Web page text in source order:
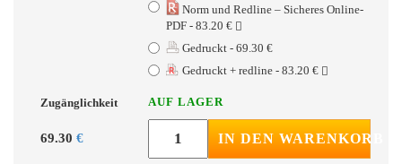
Norm und Redline – Sicheres Online-
PDF - 83.20 €
Gedruckt - 69.30 €
Gedruckt + redline - 83.20 €
Zugänglichkeit AUF LAGER
69.30 € IN DEN WARENKORB